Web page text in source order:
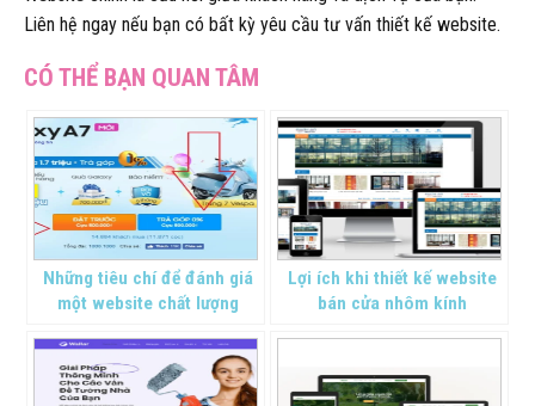
Liên hệ ngay nếu bạn có bất kỳ yêu cầu tư vấn thiết kế website.
Những tiêu chí để đánh giá
một website chất lượng
Lợi ích khi thiết kế website
bán cửa nhôm kính